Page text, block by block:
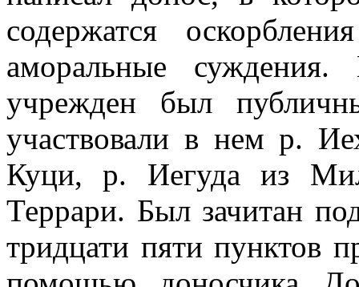
содержатся
аморальные
учрежден был
участвовали в нем р.
Куци, р. Иегуда из
Террари. Был зачитан
тридцати пяти пунктов